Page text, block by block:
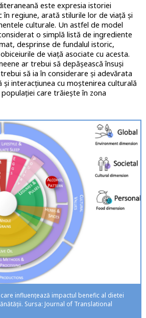
este expresia istoriei
regiune, arată stilurile lor de viață și
culturale. Un astfel de model
o simplă listă de ingrediente
desprinse de fundalul istoric,
de viață asociate cu acesta.
ar trebui să depășească însuși
să ia în considerare și adevărata
și interacțiunea cu moștenirea culturală
care trăiește în zona
influențează impactul benefic al dietei
Sursa: Journal of Translational